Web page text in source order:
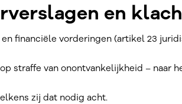
en
financiële vorderingen (artikel 23
straffe van onontvankelijkheid – naar
zij dat nodig acht.